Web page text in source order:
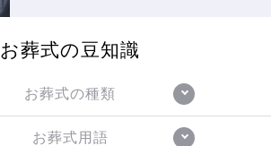
お葬式の豆知識
お葬式の種類
お葬式用語